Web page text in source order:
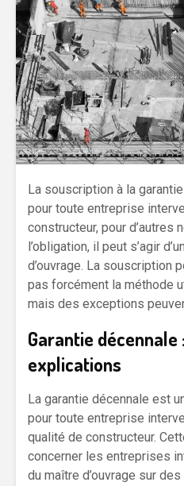
La souscription à la
pour toute entreprise
constructeur, pour d’autres
l’obligation, il peut s’agir
d’ouvrage. La souscription
pas forcément la méthode
mais des exceptions
Garantie
explications
La garantie décennale est
pour toute entreprise
qualité de constructeur.
concerner les entreprises
du maître d’ouvrage sur